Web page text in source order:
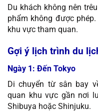
Du khách không nên
phẩm không được
khu vực tham quan.
Gợi ý lịch trình du
Ngày 1: Đến Tokyo
Di chuyển từ sân bay
quan khu vực gần nơi
Shibuya hoặc Shinjuku.